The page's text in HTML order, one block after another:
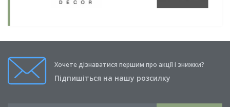
Хочете дізнаватися першим про акції і знижки?
Підпишіться на нашу розсилку